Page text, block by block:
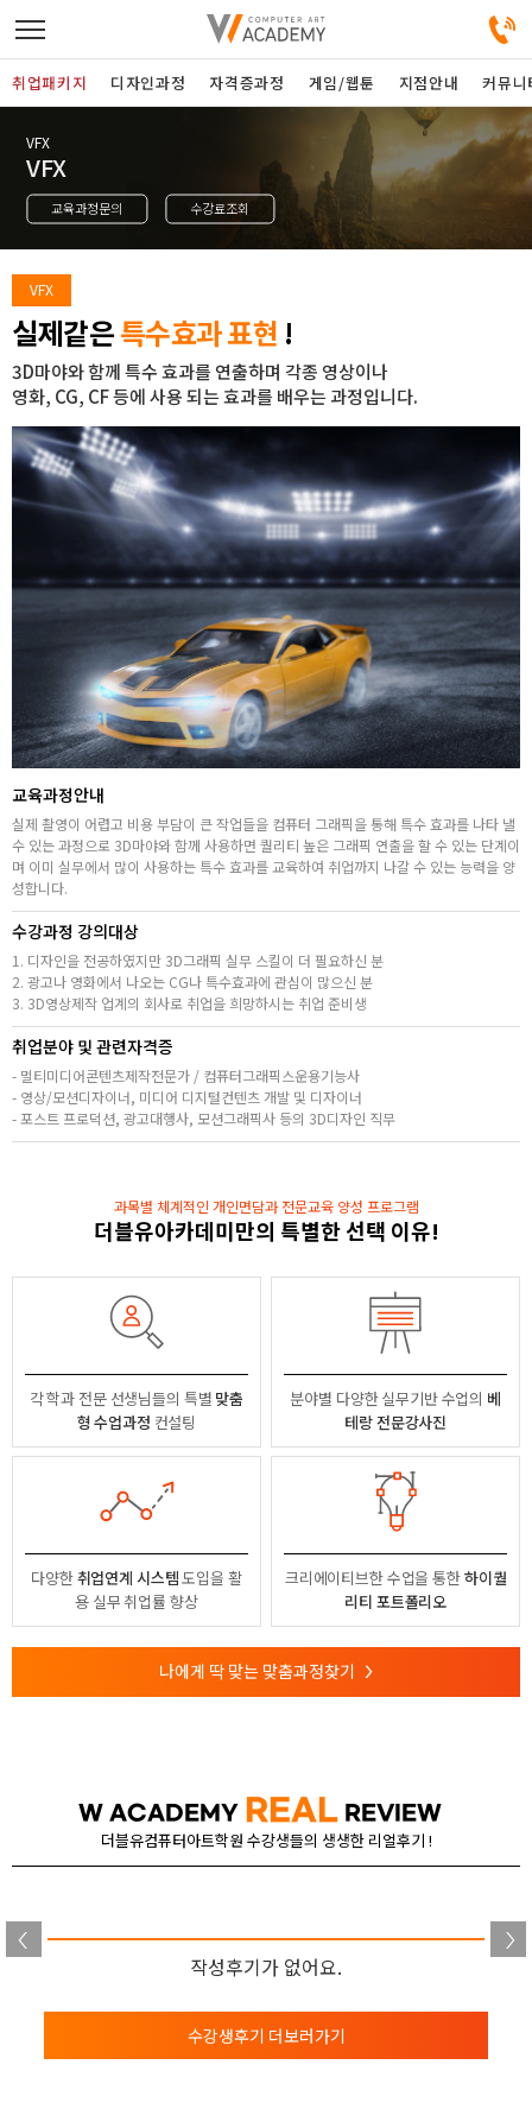
디자인정규과정
디자인단과과정
게임과정
자격증과정
커뮤니티
취업패키지
취업지원센터
아카데미소개
지점별 홈페이지
취업패키지 디자인과정 자격증과정 게임/웹툰 지점안내 커뮤니
VFX
VFX
교육과정문의 수강료조회
VFX
실제같은특수효과 표현 !
3D마야와 함께 특수 효과를 연출하며 각종 영상이나
영화, CG, CF 등에 사용 되는 효과를 배우는 과정입니다.
교육과정안내
실제 촬영이 어렵고 비용 부담이 큰 작업들을 컴퓨터 그래픽을 통해 특수 효과를 나타 낼
수 있는 과정으로 3D마야와 함께 사용하면 퀄리티 높은 그래픽 연출을 할 수 있는 단계이
며 이미 실무에서 많이 사용하는 특수 효과를 교육하여 취업까지 나갈 수 있는 능력을 양
성합니다.
수강과정 강의대상
1. 디자인을 전공하였지만 3D그래픽 실무 스킬이 더 필요하신 분
2. 광고나 영화에서 나오는 CG나 특수효과에 관심이 많으신 분
3. 3D영상제작 업계의 회사로 취업을 희망하시는 취업 준비생
취업분야 및 관련자격증
- 멀티미디어콘텐츠제작전문가 / 컴퓨터그래픽스운용기능사
- 영상/모션디자이너, 미디어 디지털컨텐츠 개발 및 디자이너
- 포스트 프로덕션, 광고대행사, 모션그래픽사 등의 3D디자인 직무
과목별 체계적인 개인면담과 전문교육 양성 프로그램
더블유아카데미만의 특별한 선택 이유!
각 학과 전문 선생님들의 특별 맞춤
형 수업과정 컨설팅
분야별 다양한 실무기반 수업의 베
테랑 전문강사진
다양한취업연계 시스템도입을 활
용실무 취업률 향상
크리에이티브한 수업을 통한하이퀄
리티 포트폴리오
나에게 딱 맞는 맞춤과정찾기 >
W ACADEMY REAL REVIEW
더블유컴퓨터아트학원 수강생들의 생생한 리얼후기 !
작성후기가 없어요.
수강생후기 더보러가기